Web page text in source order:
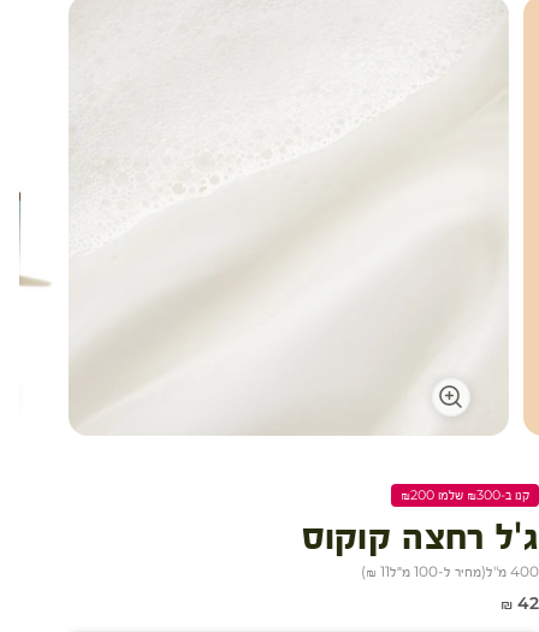
קנו ב-₪300 שלמו ₪200
ג'ל רחצה קוקוס
400 מ"ל (מחיר ל-100 מ״ל 11 ₪
)
מחיר מבצע
42 ₪